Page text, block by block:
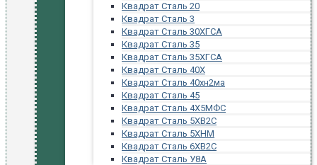
Квадрат Сталь 20
Квадрат Сталь 3
Квадрат Сталь 30ХГСА
Квадрат Сталь 35
Квадрат Сталь 35ХГСА
Квадрат Сталь 40Х
Квадрат Сталь 40хн2ма
Квадрат Сталь 45
Квадрат Сталь 4Х5МФС
Квадрат Сталь 5ХВ2С
Квадрат Сталь 5ХНМ
Квадрат Сталь 6ХВ2С
Квадрат Сталь У8А